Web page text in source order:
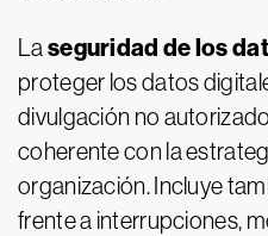
La seguridad de los
proteger los datos
divulgación no
coherente con la
organización. Incluye
frente a interrupciones,